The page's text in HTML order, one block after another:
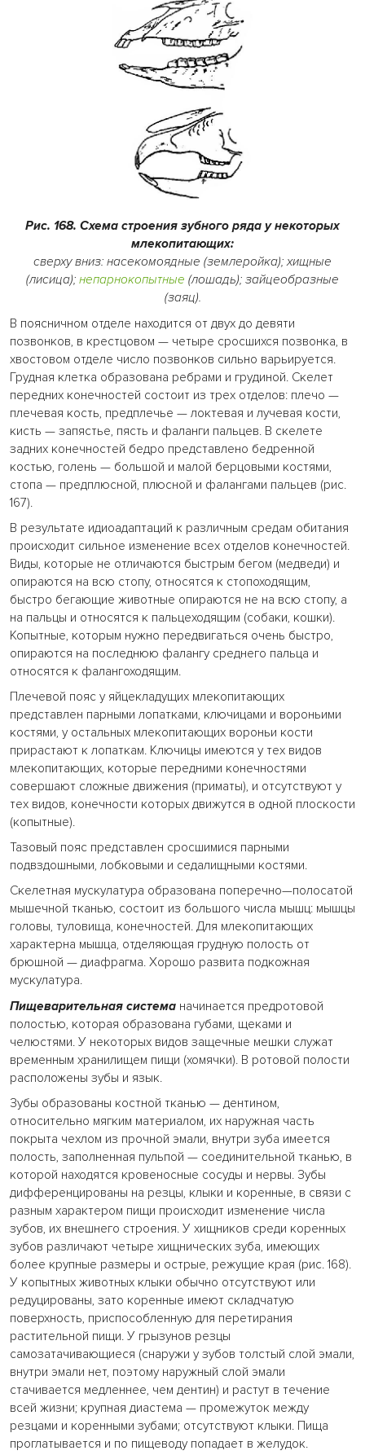
Рис. 168. Схема строения зубного ряда у некоторых
млекопитающих:
сверху вниз: насекомоядные (землеройка); хищные
(лисица); непарнокопытные (лошадь); зайцеобразные
(заяц).
В поясничном отделе находится от двух до девяти
позвонков, в крестцовом — четыре сросшихся позвонка, в
хвостовом отделе число позвонков сильно варьируется.
Грудная клетка образована ребрами и грудиной. Скелет
передних конечностей состоит из трех отделов: плечо —
плечевая кость, предплечье — локтевая и лучевая кости,
кисть — запястье, пясть и фаланги пальцев. В скелете
задних конечностей бедро представлено бедренной
костью, голень — большой и малой берцовыми костями,
стопа — предплюсной, плюсной и фалангами пальцев (рис.
167).
В результате идиоадаптаций к различным средам обитания
происходит сильное изменение всех отделов конечностей.
Виды, которые не отличаются быстрым бегом (медведи) и
опираются на всю стопу, относятся к стопоходящим,
быстро бегающие животные опираются не на всю стопу, а
на пальцы и относятся к пальцеходящим (собаки, кошки).
Копытные, которым нужно передвигаться очень быстро,
опираются на последнюю фалангу среднего пальца и
относятся к фалангоходящим.
Плечевой пояс у яйцекладущих млекопитающих
представлен парными лопатками, ключицами и вороньими
костями, у остальных млекопитающих вороньи кости
прирастают к лопаткам. Ключицы имеются у тех видов
млекопитающих, которые передними конечностями
совершают сложные движения (приматы), и отсутствуют у
тех видов, конечности которых движутся в одной плоскости
(копытные).
Тазовый пояс представлен сросшимися парными
подвздошными, лобковыми и седалищными костями.
Скелетная мускулатура образована поперечно—полосатой
мышечной тканью, состоит из большого числа мышц: мышцы
головы, туловища, конечностей. Для млекопитающих
характерна мышца, отделяющая грудную полость от
брюшной — диафрагма. Хорошо развита подкожная
мускулатура.
Пищеварительная система начинается предротовой
полостью, которая образована губами, щеками и
челюстями. У некоторых видов защечные мешки служат
временным хранилищем пищи (хомячки). В ротовой полости
расположены зубы и язык.
Зубы образованы костной тканью — дентином,
относительно мягким материалом, их наружная часть
покрыта чехлом из прочной эмали, внутри зуба имеется
полость, заполненная пульпой — соединительной тканью, в
которой находятся кровеносные сосуды и нервы. Зубы
дифференцированы на резцы, клыки и коренные, в связи с
разным характером пищи происходит изменение числа
зубов, их внешнего строения. У хищников среди коренных
зубов различают четыре хищнических зуба, имеющих
более крупные размеры и острые, режущие края (рис. 168).
У копытных животных клыки обычно отсутствуют или
редуцированы, зато коренные имеют складчатую
поверхность, приспособленную для перетирания
растительной пищи. У грызунов резцы
самозатачивающиеся (снаружи у зубов толстый слой эмали,
внутри эмали нет, поэтому наружный слой эмали
стачивается медленнее, чем дентин) и растут в течение
всей жизни; крупная диастема — промежуток между
резцами и коренными зубами; отсутствуют клыки. Пища
проглатывается и по пищеводу попадает в желудок.